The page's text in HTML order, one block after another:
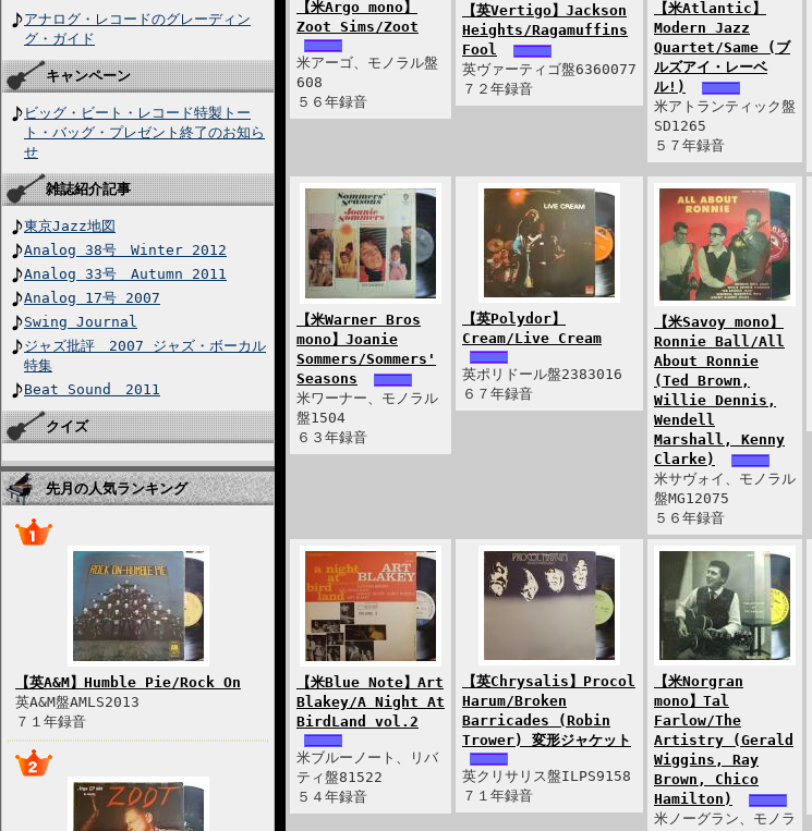
アナログ・レコードのグレーディン
グ・ガイド
キャンペーン
ビッグ・ビート・レコード特製トー
ト・バッグ・プレゼント終了のお知ら
せ
雑誌紹介記事
東京Jazz地図
Analog 38号 Winter 2012
Analog 33号 Autumn 2011
Analog 17号 2007
Swing Journal
ジャズ批評 2007 ジャズ・ボーカル
特集
Beat Sound 2011
クイズ
先月の人気ランキング
【英A&M】Humble Pie/Rock On
英A&M盤AMLS2013
７１年録音
【米Argo mono】
Zoot Sims/Zoot
米アーゴ、モノラル盤
608
５６年録音
【英Vertigo】Jackson
Heights/Ragamuffins
Fool
英ヴァーティゴ盤6360077
７２年録音
【米Atlantic】
Modern Jazz
Quartet/Same (ブ
ルズアイ・レーベ
ル!)
米アトランティック盤
SD1265
５７年録音
【米Warner Bros
mono】Joanie
Sommers/Sommers'
Seasons
米ワーナー、モノラル
盤1504
６３年録音
【英Polydor】
Cream/Live Cream
英ポリドール盤2383016
６７年録音
【米Savoy mono】
Ronnie Ball/All
About Ronnie
(Ted Brown,
Willie Dennis,
Wendell
Marshall, Kenny
Clarke)
米サヴォイ、モノラル
盤MG12075
５６年録音
【米Blue Note】Art
Blakey/A Night At
BirdLand vol.2
米ブルーノート、リバ
ティ盤81522
５４年録音
【英Chrysalis】Procol
Harum/Broken
Barricades (Robin
Trower) 変形ジャケット
英クリサリス盤ILPS9158
７１年録音
【米Norgran
mono】Tal
Farlow/The
Artistry (Gerald
Wiggins, Ray
Brown, Chico
Hamilton)
米ノーグラン、モノラ